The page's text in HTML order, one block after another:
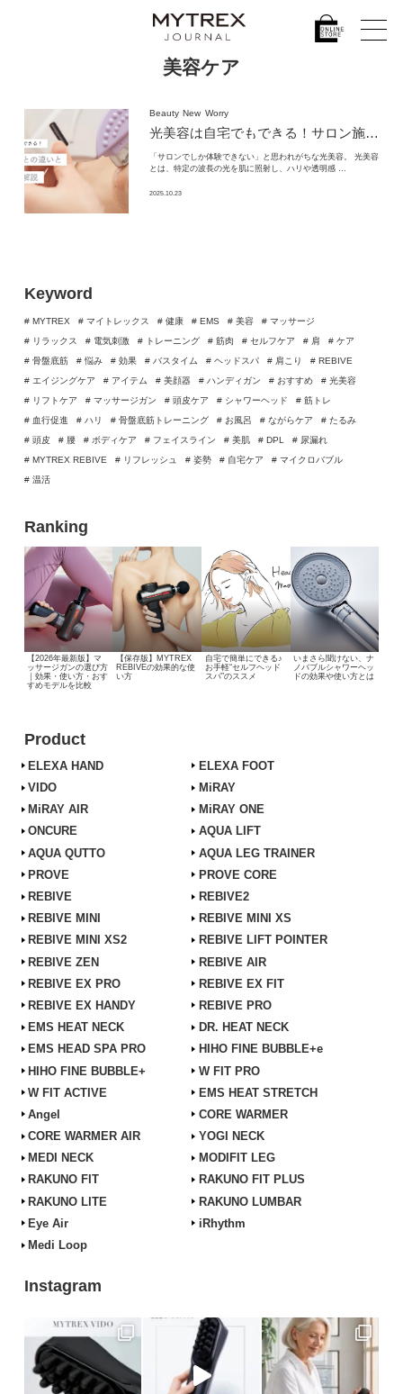
Keyword
# MYTREX # マイトレックス # 健康 # EMS # 美容
# マッサージ
# リラックス
# 電気刺激 # トレーニング # 筋肉 # セルフケア # 肩
# ケア
# 骨盤底筋
# 悩み # 効果 # バスタイム # ヘッドスパ # 肩こり
# REBIVE
# エイジングケア
# アイテム # 美顔器 # ハンディガン # おすすめ
# 光美容
# リフトケア
# マッサージガン # 頭皮ケア # シャワーヘッド
# 筋トレ
# 血行促進
# ハリ # 骨盤底筋トレーニング # お風呂 # ながらケア
# たるみ
# 頭皮
# 腰 # ボディケア # フェイスライン # 美肌 # DPL
# 尿漏れ
# MYTREX REBIVE
# リフレッシュ # 姿勢 # 自宅ケア
# マイクロバブル
# 温活
Ranking
【2026年最新版】マ
ッサージガンの選び方
｜効果・使い方・おす
すめモデルを比較
【保存版】MYTREX
REBIVEの効果的な使
い方
自宅で簡単にできる♪
お手軽“セルフヘッド
スパ”のススメ
いまさら聞けない、ナ
ノバブルシャワーヘッ
ドの効果や使い方とは
Product
ELEXA HAND
ELEXA FOOT
VIDO
MiRAY
MiRAY AIR
MiRAY ONE
ONCURE
AQUA LIFT
AQUA QUTTO
AQUA LEG TRAINER
PROVE
PROVE CORE
REBIVE
REBIVE2
REBIVE MINI
REBIVE MINI XS
REBIVE MINI XS2
REBIVE LIFT POINTER
REBIVE ZEN
REBIVE AIR
REBIVE EX PRO
REBIVE EX FIT
REBIVE EX HANDY
REBIVE PRO
EMS HEAT NECK
DR. HEAT NECK
EMS HEAD SPA PRO
HIHO FINE BUBBLE+e
HIHO FINE BUBBLE+
W FIT PRO
W FIT ACTIVE
EMS HEAT STRETCH
Angel
CORE WARMER
CORE WARMER AIR
YOGI NECK
MEDI NECK
MODIFIT LEG
RAKUNO FIT
RAKUNO FIT PLUS
RAKUNO LITE
RAKUNO LUMBAR
Eye Air
iRhythm
Medi Loop
Instagram
美容ケア
Beauty New Worry
光美容は自宅でもできる！ サロン施術との違いとメリットを解説
「サロンでしか体験できない」と思われがちな光美容。 光美容
とは、特定の波長の光を肌に照射し、ハリや透明感 …
2025.10.23